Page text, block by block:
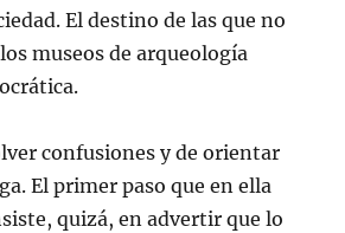
El destino de las que no
museos de arqueología
confusiones y de orientar
El primer paso que en ella
quizá, en advertir que lo